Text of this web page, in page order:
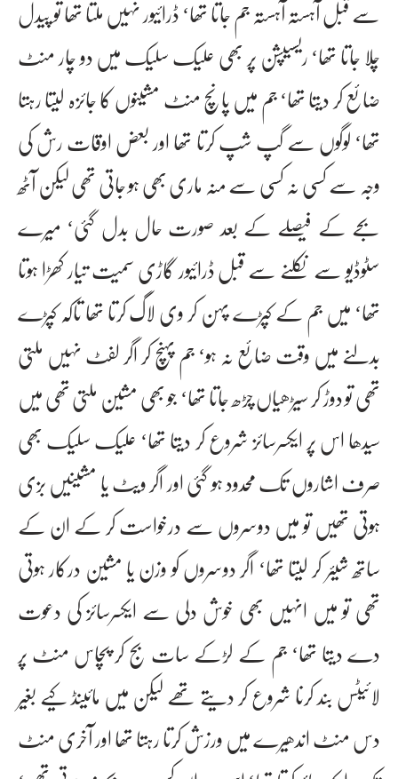
سے قبل آہستہ آہستہ جم جاتا تھا‘ ڈرائیور نہیں ملتا تھا تو پیدل
چلا جاتا تھا‘ ریسیپشن پر بھی علیک سلیک میں دو چار منٹ
ضائع کر دیتا تھا‘ جم میں پانچ منٹ مشینوں کا جائزہ لیتا رہتا
تھا‘ لوگوں سے گپ شپ کرتا تھا اور بعض اوقات رش کی
وجہ سے کسی نہ کسی سے منہ ماری بھی ہو جاتی تھی لیکن آٹھ
بجے کے فیصلے کے بعد صورت حال بدل گئی‘ میرے
سٹوڈیو سے نکلنے سے قبل ڈرائیور گاڑی سمیت تیار کھڑا ہوتا
تھا‘ میں جم کے کپڑے پہن کر وی لاگ کرتا تھا تاکہ کپڑے
بدلنے میں وقت ضائع نہ ہو‘ جم پہنچ کر اگر لفٹ نہیں ملتی
تھی تو دوڑ کر سیڑھیاں چڑھ جاتا تھا‘ جو بھی مشین ملتی تھی میں
سیدھا اس پر ایکسرسائز شروع کر دیتا تھا‘ علیک سلیک بھی
صرف اشاروں تک محدود ہو گئی اور اگر ویٹ یا مشینیں بزی
ہوتی تھیں تو میں دوسروں سے درخواست کر کے ان کے
ساتھ شیئر کر لیتا تھا‘ اگر دوسروں کو وزن یا مشین درکار ہوتی
تھی تو میں انہیں بھی خوش دلی سے ایکسرسائز کی دعوت
دے دیتا تھا‘ جم کے لڑکے سات بج کر پچاس منٹ پر
لائیٹس بند کرنا شروع کر دیتے تھے لیکن میں مائینڈ کیے بغیر
دس منٹ اندھیرے میں ورزش کرتا رہتا تھا اور آخری منٹ